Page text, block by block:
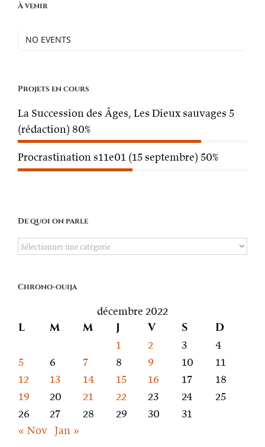
À venir
NO EVENTS
Projets en cours
La Succession des Âges, Les Dieux sauvages 5
(rédaction) 80%
Procrastination s11e01 (15 septembre) 50%
De quoi on parle
De
parle
Chrono-ouija
décembre 2022
L M M J V S D
1 2 3
4
5
6 7 8 9 10
11
12
13 14 15 16 17
18
19
20 21 22 23 24
25
26
27 28 29 30
31
« Nov Jan »